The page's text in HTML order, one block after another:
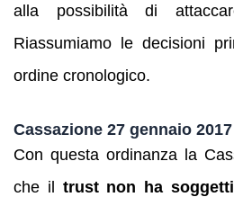
alla possibilità di
Riassumiamo le decisioni
ordine cronologico.
Cassazione 27 gennaio
Con questa ordinanza la
che il trust non ha